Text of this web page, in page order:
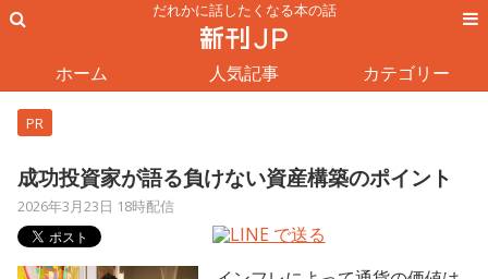
だれかに話したくなる本の話
ホーム 人気記事 カテゴリー
PR
成功投資家が語る負けない資産構築のポイント
2026年3月23日 18時配信